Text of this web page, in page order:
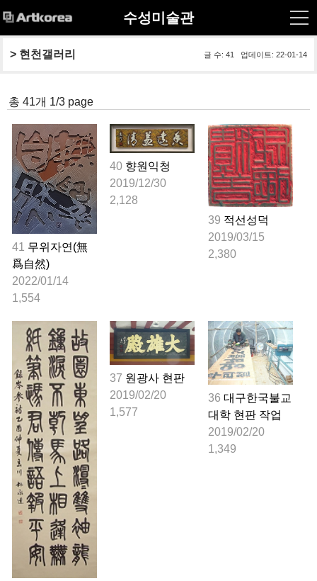
수성미술관
글 수: 41 업데이트: 22-01-14
> 현천갤러리
총 41개 1/3 page
41 무위자연(無
爲自然)
2022/01/14
1,554
40 향원익청
2019/12/30
2,128
39 적선성덕
2019/03/15
2,380
37 원광사 현판
2019/02/20
1,577
36 대구한국불교
대학 현판 작업
2019/02/20
1,349